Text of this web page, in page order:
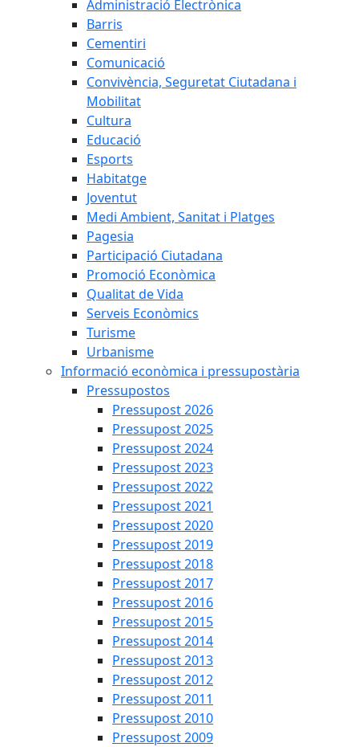
Administració Electrònica
Barris
Cementiri
Comunicació
Convivència, Seguretat Ciutadana i
Mobilitat
Cultura
Educació
Esports
Habitatge
Joventut
Medi Ambient, Sanitat i Platges
Pagesia
Participació Ciutadana
Promoció Econòmica
Qualitat de Vida
Serveis Econòmics
Turisme
Urbanisme
Informació econòmica i pressupostària
Pressupostos
Pressupost 2026
Pressupost 2025
Pressupost 2024
Pressupost 2023
Pressupost 2022
Pressupost 2021
Pressupost 2020
Pressupost 2019
Pressupost 2018
Pressupost 2017
Pressupost 2016
Pressupost 2015
Pressupost 2014
Pressupost 2013
Pressupost 2012
Pressupost 2011
Pressupost 2010
Pressupost 2009